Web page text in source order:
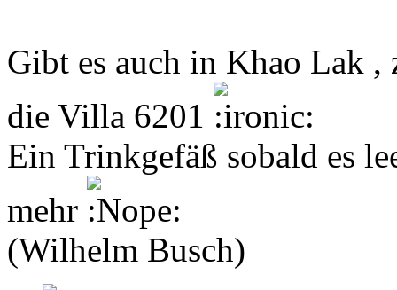
Gibt es auch in Khao Lak ,
die Villa 6201
Ein Trinkgefäß sobald es
mehr
(Wilhelm Busch)